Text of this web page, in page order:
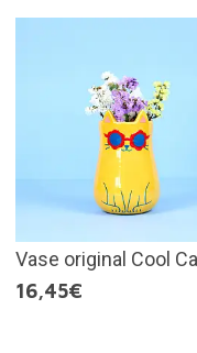
Vase original Cool
16,45€